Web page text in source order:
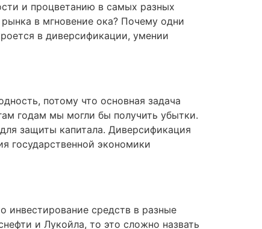
и процветанию в самых разных
в мгновение ока? Почему одни
в диверсификации, умении
потому что основная задача
годам мы могли бы получить убытки.
защиты капитала. Диверсификация
государственной экономики
средств в разные
и Лукойла, то это сложно назвать